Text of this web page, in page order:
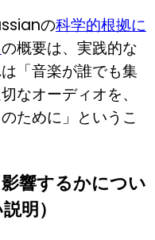
の科学的根拠に
の概要は、実践的な
「音楽が誰でも集
なオーディオを、
ために」というこ
響するかについ
明）